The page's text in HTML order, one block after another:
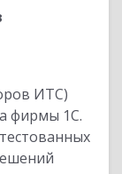
ИТС)
фирмы 1С.